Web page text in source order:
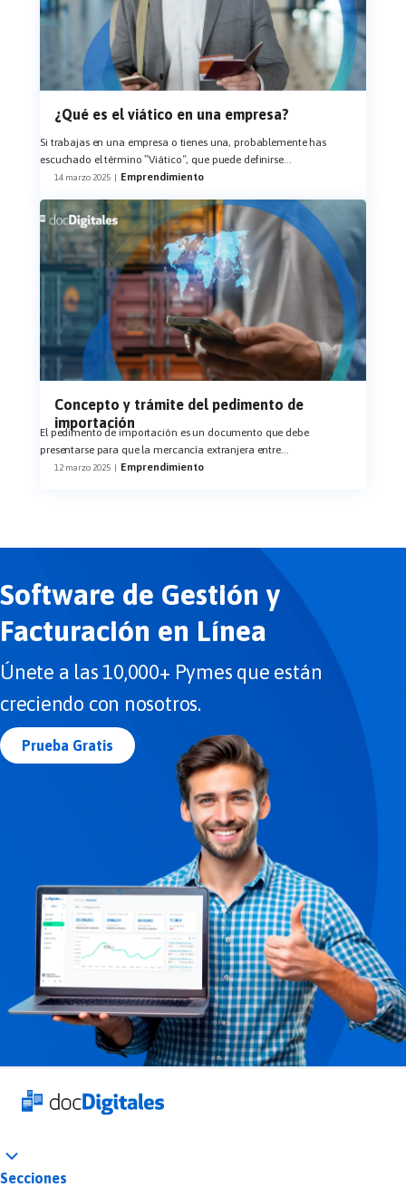
¿Qué es el viático en una empresa?
Si trabajas en una empresa o tienes una, probablemente has
escuchado el término ‟Viático“, que puede definirse...
14 marzo 2025 | Emprendimiento
Concepto y trámite del pedimento de
importación
El pedimento de importación es un documento que debe
presentarse para que la mercancía extranjera entre...
12 marzo 2025 | Emprendimiento
Software de Gestión y
Facturación en Línea
Únete a las 10,000+ Pymes que están
creciendo con nosotros.
Prueba Gratis
Secciones